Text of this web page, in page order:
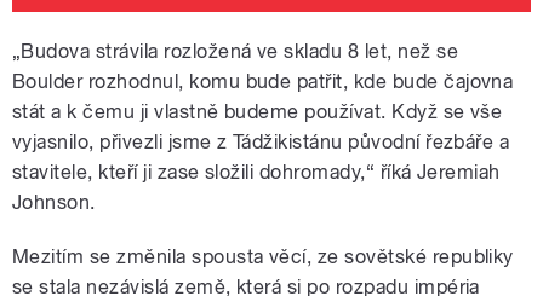
„Budova strávila rozložená ve skladu 8 let, než se
Boulder rozhodnul, komu bude patřit, kde bude čajovna
stát a k čemu ji vlastně budeme používat. Když se vše
vyjasnilo, přivezli jsme z Tádžikistánu původní řezbáře a
stavitele, kteří ji zase složili dohromady,“ říká Jeremiah
Johnson.
Mezitím se změnila spousta věcí, ze sovětské republiky
se stala nezávislá země, která si po rozpadu impéria